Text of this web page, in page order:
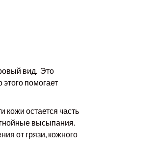
вид. Это
этого помогает
кожи остается часть
высыпания.
от грязи, кожного